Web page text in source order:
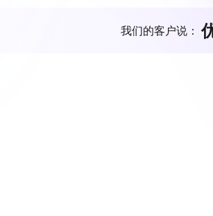
我们的客户说：